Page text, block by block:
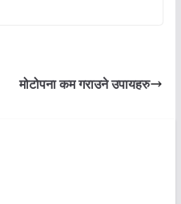
मोटोपना कम गराउने उपायहरु